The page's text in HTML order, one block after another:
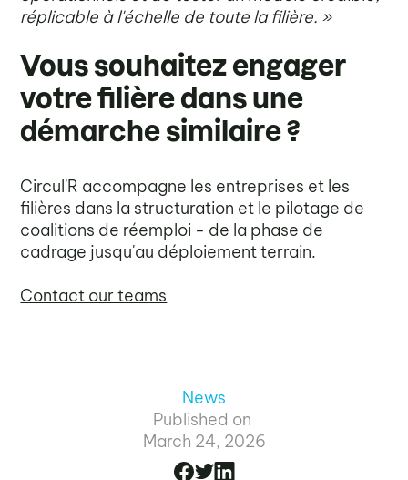
News
Published on
March 24, 2026
réplicable à l'échelle de toute la filière. »
Vous souhaitez engager
votre filière dans une
démarche similaire ?
Circul'R accompagne les entreprises et les
filières dans la structuration et le pilotage de
coalitions de réemploi - de la phase de
cadrage jusqu'au déploiement terrain.
Contact our teams